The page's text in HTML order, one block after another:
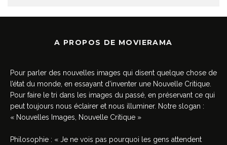
A PROPOS DE MOVIERAMA
Pour parler des nouvelles images qui disent quelque chose de
l’état du monde, en essayant d’inventer une Nouvelle Critique.
Pour faire le tri dans les images du passé, en préservant ce qui
peut toujours nous éclairer et nous illuminer. Notre slogan :
« Nouvelles Images, Nouvelle Critique »
Philosophie : « Je ne vois pas pourquoi les gens attendent